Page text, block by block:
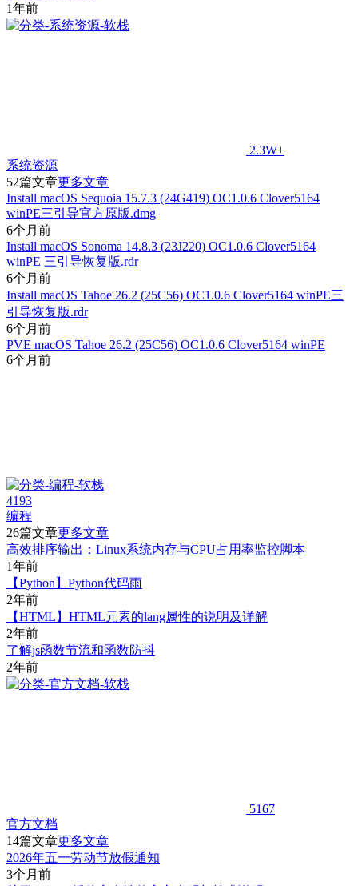
1年前
2.3W+
系统资源
52篇文章更多文章
Install macOS Sequoia 15.7.3 (24G419) OC1.0.6 Clover5164
winPE三引导官方原版.dmg
6个月前
Install macOS Sonoma 14.8.3 (23J220) OC1.0.6 Clover5164
winPE 三引导恢复版.rdr
6个月前
Install macOS Tahoe 26.2 (25C56) OC1.0.6 Clover5164 winPE三
引导恢复版.rdr
6个月前
PVE macOS Tahoe 26.2 (25C56) OC1.0.6 Clover5164 winPE
6个月前
4193
编程
26篇文章更多文章
高效排序输出：Linux系统内存与CPU占用率监控脚本
1年前
【Python】Python代码雨
2年前
【HTML】HTML元素的lang属性的说明及详解
2年前
了解js函数节流和函数防抖
2年前
5167
官方文档
14篇文章更多文章
2026年五一劳动节放假通知
3个月前